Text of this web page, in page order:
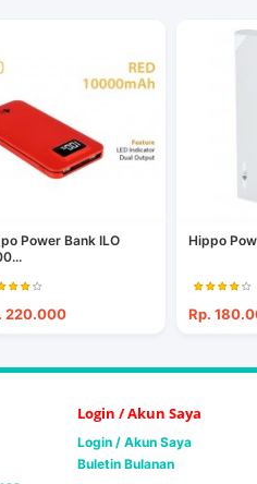
Power Bank ILO
220.000
Hippo
Rp.
Login / Akun Saya
Login / Akun Saya
Buletin Bulanan